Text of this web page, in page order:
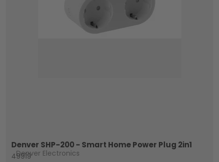
Denver SHP-200 - Smart Home Power Plug 2in1
Denver Electronics
49919